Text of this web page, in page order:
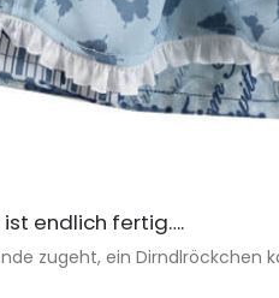
ist endlich fertig….
zugeht, ein